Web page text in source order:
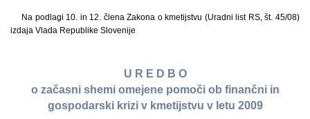
Na podlagi 10. in 12. člena Zakona o kmetijstvu (Uradni list RS, št. 45/08)
izdaja Vlada Republike Slovenije
U R E D B O
o začasni shemi omejene pomoči ob finančni in
gospodarski krizi v kmetijstvu v letu 2009